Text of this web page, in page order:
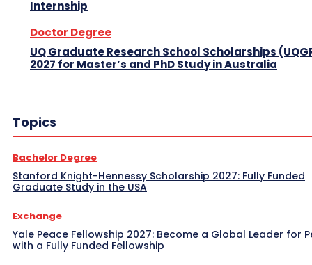
Internship
Doctor Degree
UQ Graduate Research School Scholarships
2027 for Master’s and PhD Study in Australia
Topics
Bachelor Degree
Stanford Knight-Hennessy Scholarship 2027: Fully Funded
Graduate Study in the USA
Exchange
Yale Peace Fellowship 2027: Become a Global Leader for
with a Fully Funded Fellowship